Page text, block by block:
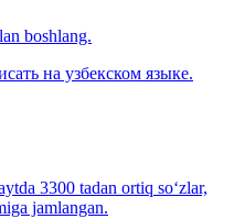
boshlang.
на узбекском языке.
3300 tadan ortiq so‘zlar,
jamlangan.